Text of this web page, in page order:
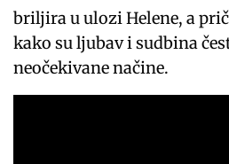
briljira u ulozi Helene, a
kako su ljubav i sudbina
neočekivane načine.